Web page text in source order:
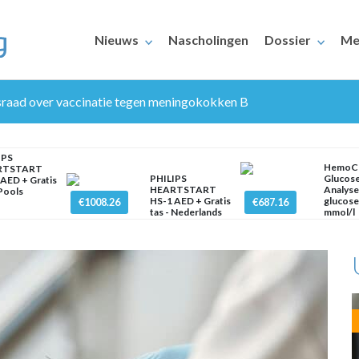
Nieuws Nascholingen Dossier
over vaccinatie tegen meningokokken B
+ Gratis
€1008.26
PHILIPS
HEARTSTART
HS-1 AED + Gratis
tas - Nederlands
€687.16
mmol/l